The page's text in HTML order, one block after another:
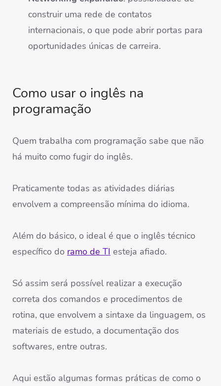
construir uma rede de contatos
internacionais, o que pode abrir portas para
oportunidades únicas de carreira.
Como usar o inglês na
programação
Quem trabalha com programação sabe que não
há muito como fugir do inglês.
Praticamente todas as atividades diárias
envolvem a compreensão mínima do idioma.
Além do básico, o ideal é que o inglês técnico
específico do ramo de TI esteja afiado.
Só assim será possível realizar a execução
correta dos comandos e procedimentos de
rotina, que envolvem a sintaxe da linguagem, os
materiais de estudo, a documentação dos
softwares, entre outras.
Aqui estão algumas formas práticas de como o